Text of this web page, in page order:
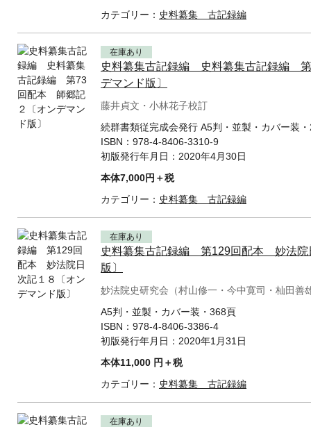
カテゴリー： 史料纂集 古記録編
在庫あり
史料纂集古記録編 史料纂集古記録編
デマンド版〕
藤井貞文・小林花子校訂
続群書類従完成会発行 A5判・並製・カバー装
ISBN： 978-4-8406-3310-9
初版発行年月日： 2020年4月30日
本体7,000円＋税
カテゴリー： 史料纂集 古記録編
在庫あり
史料纂集古記録編 第129回配本 妙法院
版〕
妙法院史研究会（村山修一・今中寛司・杣田善
A5判・並製・カバー装・368頁
ISBN： 978-4-8406-3386-4
初版発行年月日： 2020年1月31日
本体11,000 円＋税
カテゴリー： 史料纂集 古記録編
在庫あり